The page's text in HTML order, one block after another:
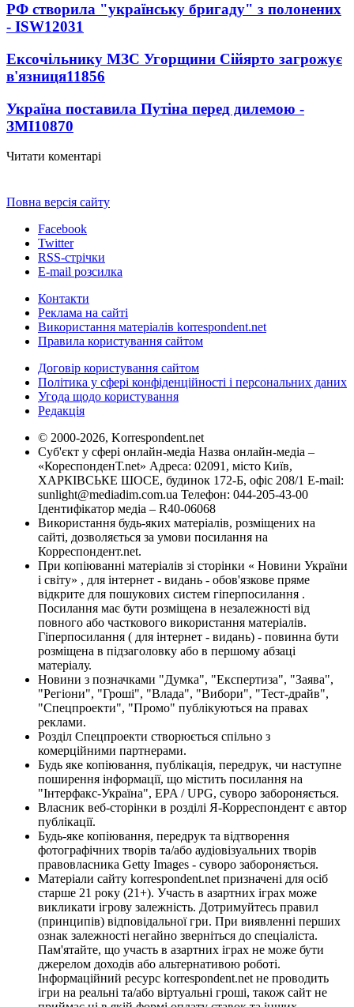
РФ створила "українську бригаду" з полонених
- ISW12031
Ексочільнику МЗС Угорщини Сійярто загрожує
в'язниця11856
Україна поставила Путіна перед дилемою -
ЗМІ10870
Читати коментарі
Повна версія сайту
Facebook
Twitter
RSS-стрічки
E-mail розсилка
Контакти
Реклама на сайті
Використання матеріалів korrespondent.net
Правила користування сайтом
Договір користування сайтом
Політика у сфері конфіденційності і персональних даних
Угода щодо користування
Редакція
© 2000-2026, Korrespondent.net
Суб'єкт у сфері онлайн-медіа Назва онлайн-медіа –
«КореспонденТ.net» Адреса: 02091, місто Київ,
ХАРКІВСЬКЕ ШОСЕ, будинок 172-Б, офіс 208/1 E-mail:
sunlight@mediadim.com.ua Телефон: 044-205-43-00
Ідентифікатор медіа – R40-06068
Використання будь-яких матеріалів, розміщених на
сайті, дозволяється за умови посилання на
Корреспондент.net.
При копіюванні матеріалів зі сторінки « Новини України
і світу» , для інтернет - видань - обов'язкове пряме
відкрите для пошукових систем гіперпосилання .
Посилання має бути розміщена в незалежності від
повного або часткового використання матеріалів.
Гіперпосилання ( для інтернет - видань) - повинна бути
розміщена в підзаголовку або в першому абзаці
матеріалу.
Новини з позначками "Думка", "Експертиза", "Заява",
"Регіони", "Гроші", "Влада", "Вибори", "Тест-драйв",
"Спецпроекти", "Промо" публікуються на правах
реклами.
Розділ Спецпроекти створюється спільно з
комерційними партнерами.
Будь яке копіювання, публікація, передрук, чи наступне
поширення інформації, що містить посилання на
"Інтерфакс-Україна", EPA / UPG, суворо забороняється.
Власник веб-сторінки в розділі Я-Корреспондент є автор
публікації.
Будь-яке копіювання, передрук та відтворення
фотографічних творів та/або аудіовізуальних творів
правовласника Getty Images - суворо забороняється.
Матеріали сайту korrespondent.net призначені для осіб
старше 21 року (21+). Участь в азартних іграх може
викликати ігрову залежність. Дотримуйтесь правил
(принципів) відповідальної гри. При виявленні перших
ознак залежності негайно зверніться до спеціаліста.
Пам'ятайте, що участь в азартних іграх не може бути
джерелом доходів або альтернативою роботі.
Інформаційний ресурс korrespondent.net не проводить
ігри на реальні та/або віртуальні гроші, також сайт не